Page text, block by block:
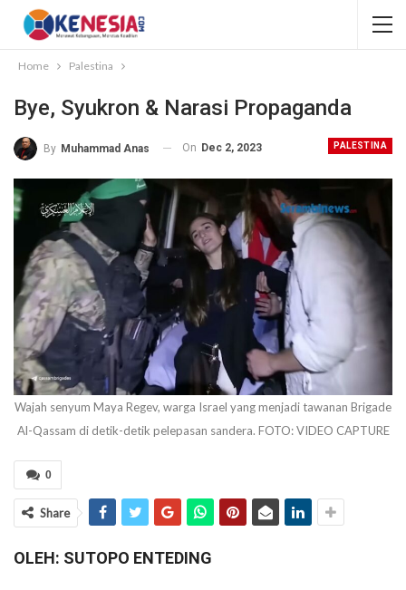
Home Palestina
Bye, Syukron & Narasi Propaganda
PALESTINA
By Muhammad Anas On Dec 2, 2023
Wajah senyum Maya Regev, warga Israel yang menjadi tawanan Brigade
Al-Qassam di detik-detik pelepasan sandera. FOTO: VIDEO CAPTURE
0
Share
OLEH: SUTOPO ENTEDING